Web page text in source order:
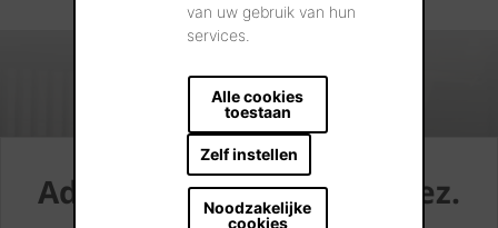
van uw gebruik van hun
services.
Alle cookies
toestaan
Zelf instellen
Noodzakelijke
cookies
Admirez. Rêvez. Choisissez.